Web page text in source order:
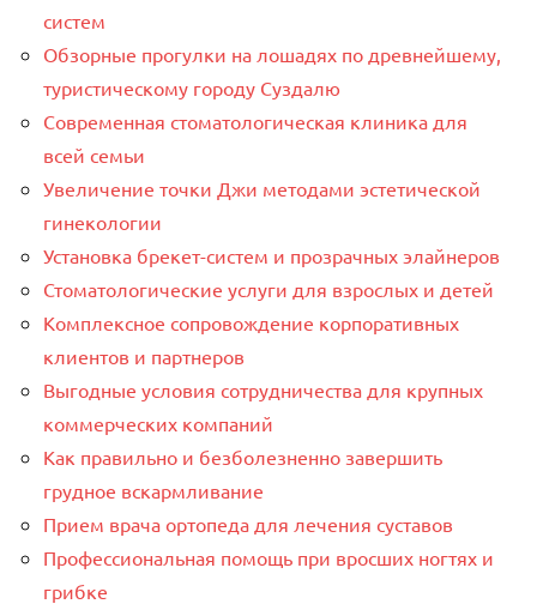
систем
Обзорные прогулки на лошадях по древнейшему,
туристическому городу Суздалю
Современная стоматологическая клиника для
всей семьи
Увеличение точки Джи методами эстетической
гинекологии
Установка брекет-систем и прозрачных элайнеров
Стоматологические услуги для взрослых и детей
Комплексное сопровождение корпоративных
клиентов и партнеров
Выгодные условия сотрудничества для крупных
коммерческих компаний
Как правильно и безболезненно завершить
грудное вскармливание
Прием врача ортопеда для лечения суставов
Профессиональная помощь при вросших ногтях и
грибке